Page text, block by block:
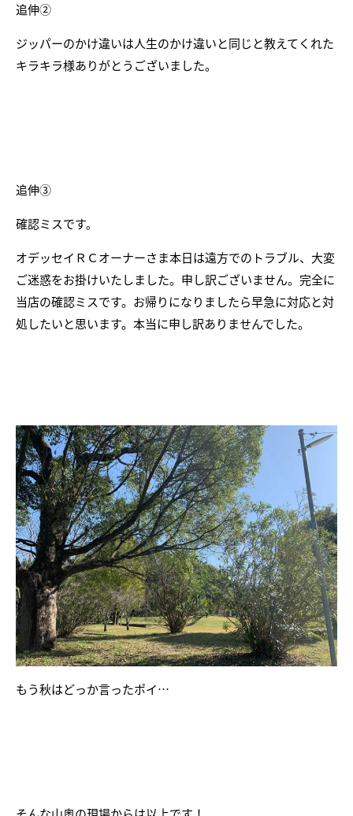
追伸②
ジッパーのかけ違いは人生のかけ違いと同じと教えてくれた
キラキラ様ありがとうございました。
追伸③
確認ミスです。
オデッセイＲＣオーナーさま本日は遠方でのトラブル、大変
ご迷惑をお掛けいたしました。申し訳ございません。完全に
当店の確認ミスです。お帰りになりましたら早急に対応と対
処したいと思います。本当に申し訳ありませんでした。
もう秋はどっか言ったポイ…